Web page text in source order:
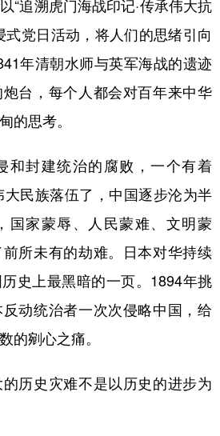
追溯虎门海战印记·传承伟大抗
式党日活动，将人们的思绪引向
年清朝水师与英军海战的遗迹
台，每个人都会对百年来中华
的思考。
封建统治的腐败，一个有着
大民族落伍了，中国逐步沦为半
国家蒙辱、人民蒙难、文明蒙
所未有的劫难。日本对华持续
史上最黑暗的一页。1894年挑
动统治者一次次侵略中国，给
的剜心之痛。
史灾难不是以历史的进步为